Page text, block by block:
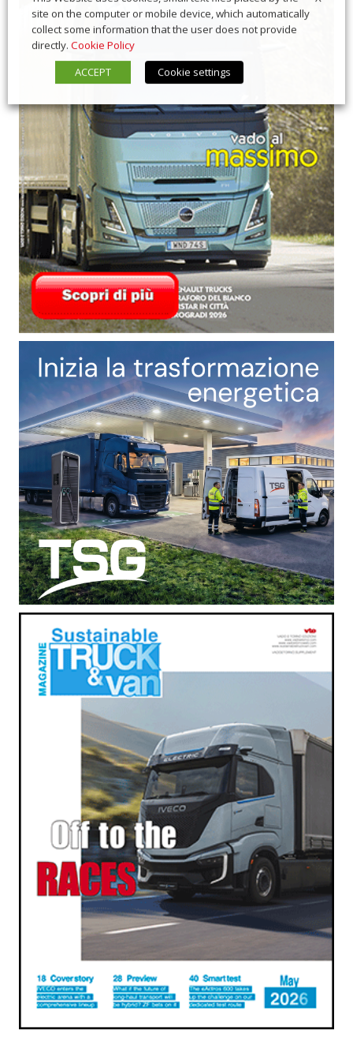
site on the computer or mobile device, which automatically
collect some information that the user does not provide
directly. Cookie Policy
ACCEPT
Cookie settings